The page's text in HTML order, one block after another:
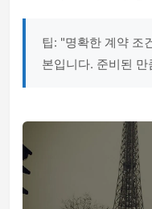
팁: "명확한 계약 조
본입니다. 준비된